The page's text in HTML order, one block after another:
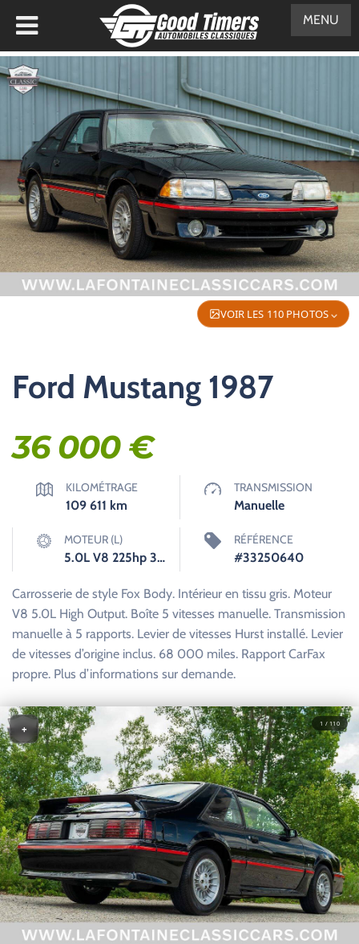
VOIR LES 110 PHOTOS
Ford Mustang 1987
36 000€
KILOMÉTRAGE
109 611 km
TRANSMISSION
Manuelle
MOTEUR (L)
5.0L V8 225hp 300ft. lbs.
RÉFÉRENCE
#33250640
Carrosserie de style Fox Body. Intérieur en tissu gris. Moteur
V8 5.0L High Output. Boîte 5 vitesses manuelle. Transmission
manuelle à 5 rapports. Levier de vitesses Hurst installé. Levier
de vitesses d’origine inclus. 68 000 miles. Rapport CarFax
propre. Plus d’informations sur demande.
1 / 110
+
MENU